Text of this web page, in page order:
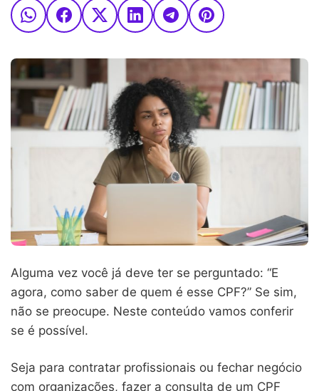
Alguma vez você já deve ter se perguntado: “E
agora, como saber de quem é esse CPF?” Se sim,
não se preocupe. Neste conteúdo vamos conferir
se é possível.
Seja para contratar profissionais ou fechar negócio
com organizações, fazer a consulta de um CPF